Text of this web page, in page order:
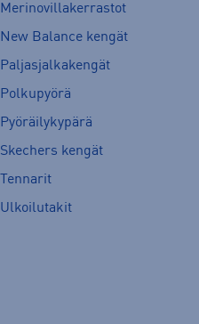
Merinovillakerrastot
New Balance kengät
Paljasjalkakengät
Polkupyörä
Pyöräilykypärä
Skechers kengät
Tennarit
Ulkoilutakit